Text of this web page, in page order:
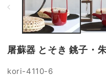
で
(1)
開
屠蘇器 とそき 銚子・
SKU:
kori-4110-6